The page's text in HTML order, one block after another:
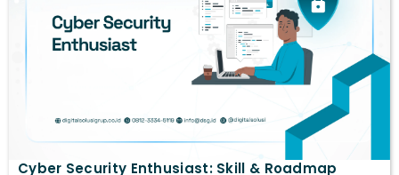
Cyber Security Enthusiast: Skill & Roadmap